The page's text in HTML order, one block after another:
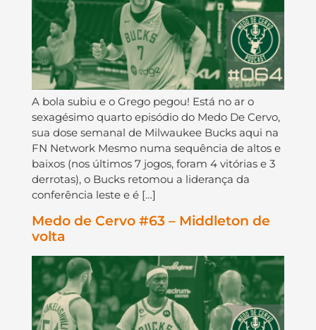
A bola subiu e o Grego pegou! Está no ar o
sexagésimo quarto episódio do Medo De Cervo,
sua dose semanal de Milwaukee Bucks aqui na
FN Network Mesmo numa sequência de altos e
baixos (nos últimos 7 jogos, foram 4 vitórias e 3
derrotas), o Bucks retomou a liderança da
conferência leste e é […]
Medo de Cervo #63 – Middleton de
volta